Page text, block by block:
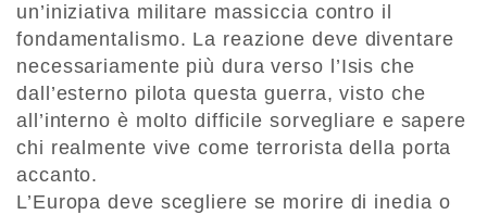
un’iniziativa militare massiccia contro il
fondamentalismo. La reazione deve diventare
necessariamente più dura verso l’Isis che
dall’esterno pilota questa guerra, visto che
all’interno è molto difficile sorvegliare e sapere
chi realmente vive come terrorista della porta
accanto.
L’Europa deve scegliere se morire di inedia o